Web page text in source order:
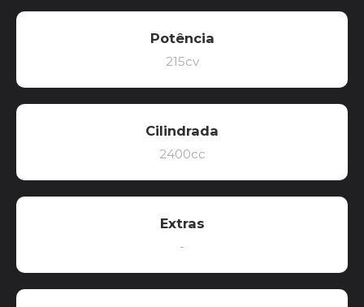
Potência
215cv
Cilindrada
2400cc
Extras
-